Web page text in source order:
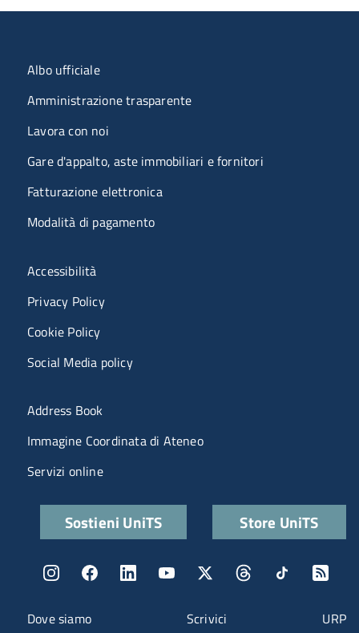
Menu contatti
Dove siamo Scrivici URP
Menu organizzazione
Albo ufficiale
Amministrazione trasparente
Lavora con noi
Gare d'appalto, aste immobiliari e fornitori
Fatturazione elettronica
Modalità di pagamento
Menù riferimenti
Accessibilità
Privacy Policy
Cookie Policy
Social Media policy
Menu portale
Address Book
Immagine Coordinata di Ateneo
Servizi online
Quick linksSostieni UniTS Store UniTS
Menu social